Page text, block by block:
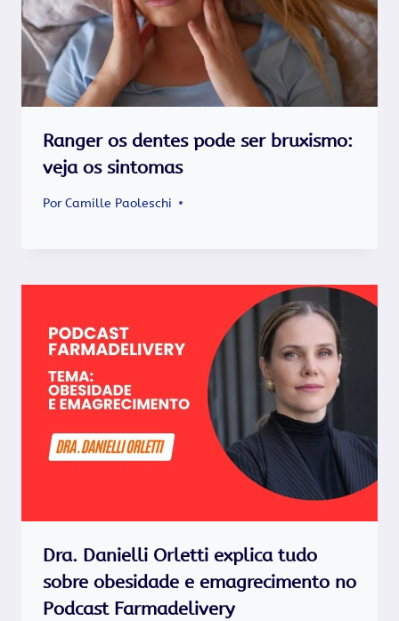
Ranger os dentes pode ser bruxismo:
veja os sintomas
PorCamille Paoleschi
Dra. Danielli Orletti explica tudo
sobre obesidade e emagrecimento no
Podcast Farmadelivery